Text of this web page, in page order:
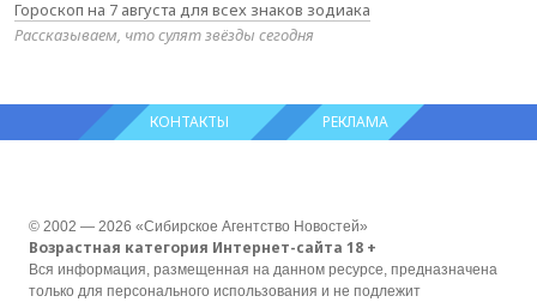
Гороскоп на 7 августа для всех знаков зодиака
Рассказываем, что сулят звёзды сегодня
КОНТАКТЫ РЕКЛАМА
© 2002 — 2026 «Сибирское Агентство Новостей»
Возрастная категория Интернет-сайта 18 +
Вся информация, размещенная на данном ресурсе, предназначена
только для персонального использования и не подлежит